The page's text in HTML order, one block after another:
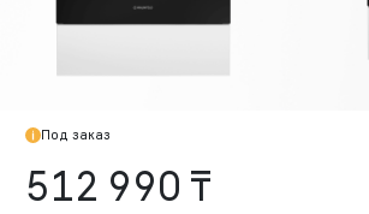
Под заказ
512 990 ₸